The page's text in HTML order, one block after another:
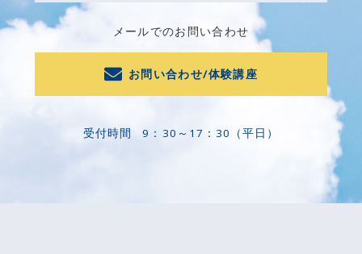
メールでのお問い合わせ
お問い合わせ/体験講座
受付時間 9：30～17：30（平日）